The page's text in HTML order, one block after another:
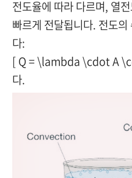
전도율에 따라 다르며, 열
빠르게 전달됩니다. 전도
다:
[ Q = \lambda \cdot A
다.